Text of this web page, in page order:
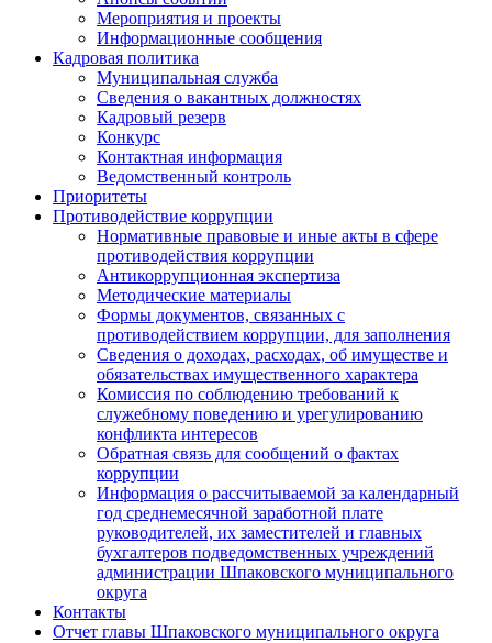
Мероприятия и проекты
Информационные сообщения
Кадровая политика
Муниципальная служба
Сведения о вакантных должностях
Кадровый резерв
Конкурс
Контактная информация
Ведомственный контроль
Приоритеты
Противодействие коррупции
Нормативные правовые и иные акты в сфере
противодействия коррупции
Антикоррупционная экспертиза
Методические материалы
Формы документов, связанных с
противодействием коррупции, для заполнения
Сведения о доходах, расходах, об имуществе и
обязательствах имущественного характера
Комиссия по соблюдению требований к
служебному поведению и урегулированию
конфликта интересов
Обратная связь для сообщений о фактах
коррупции
Информация о рассчитываемой за календарный
год среднемесячной заработной плате
руководителей, их заместителей и главных
бухгалтеров подведомственных учреждений
администрации Шпаковского муниципального
округа
Контакты
Отчет главы Шпаковского муниципального округа